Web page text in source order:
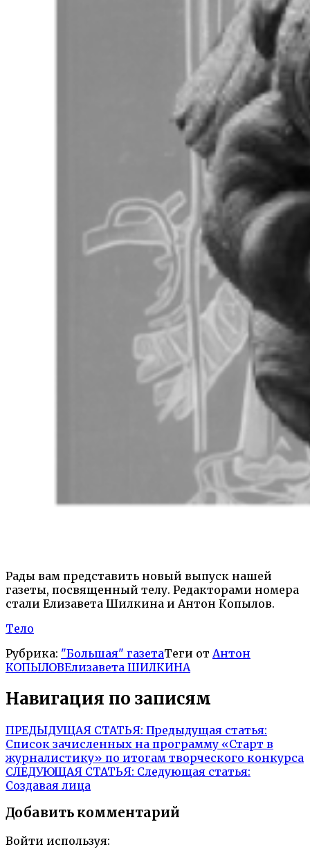
Рады вам представить новый выпуск нашей
газеты, посвященный телу. Редакторами номера
стали Елизавета Шилкина и Антон Копылов.
Тело
Рубрика: "Большая" газетаТеги от Антон
КОПЫЛОВЕлизавета ШИЛКИНА
Навигация по записям
ПРЕДЫДУЩАЯ СТАТЬЯ: Предыдущая статья:
Список зачисленных на программу «Старт в
журналистику» по итогам творческого конкурса
СЛЕДУЮЩАЯ СТАТЬЯ: Следующая статья:
Создавая лица
Добавить комментарий
Войти используя: